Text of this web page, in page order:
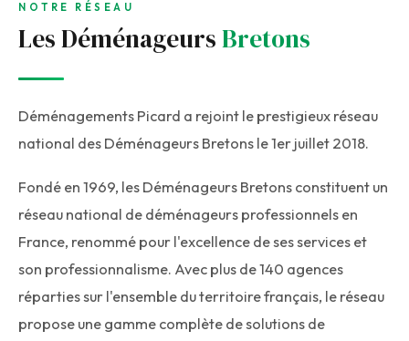
NOTRE RÉSEAU
Les DéménageursBretons
Déménagements Picard a rejoint le prestigieux réseau
national des Déménageurs Bretons le 1er juillet 2018.
Fondé en 1969, les Déménageurs Bretons constituent un
réseau national de déménageurs professionnels en
France, renommé pour l'excellence de ses services et
son professionnalisme. Avec plus de 140 agences
réparties sur l'ensemble du territoire français, le réseau
propose une gamme complète de solutions de